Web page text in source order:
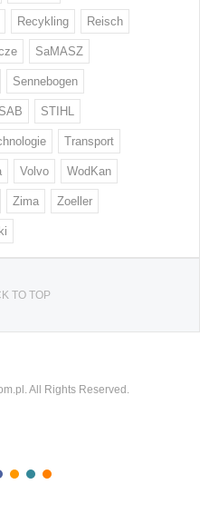
Recykling Reisch
SaMASZ
Sennebogen
STIHL
Transport
Volvo WodKan
Zima Zoeller
TO TOP
All Rights Reserved.